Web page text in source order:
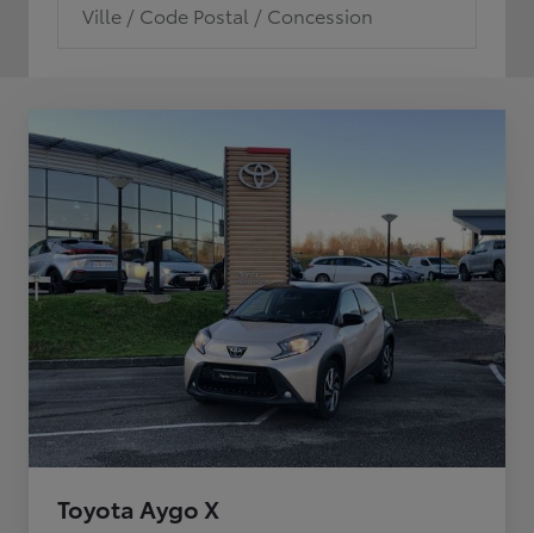
Ville / Code Postal / Concession
Toyota Aygo X